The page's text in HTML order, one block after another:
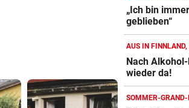
„Ich bin
geblieben“
AUS IN FINNLAND,
Nach
wieder da!
SOMMER-
Action-Cam